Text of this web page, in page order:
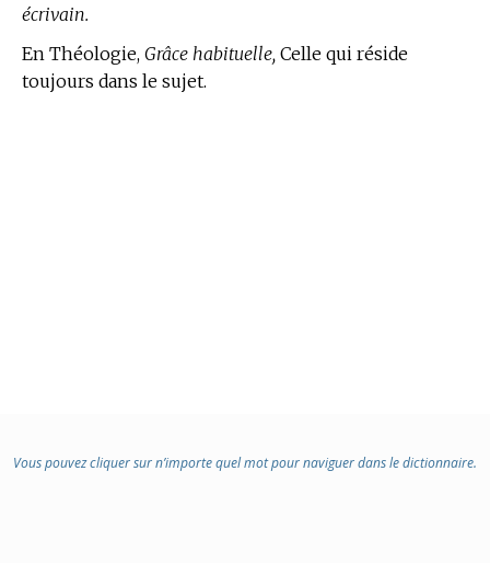
écrivain.
En Théologie, Grâce habituelle, Celle qui réside
toujours dans le sujet.
Vous pouvez cliquer sur n’importe quel mot pour naviguer dans le dictionnaire.